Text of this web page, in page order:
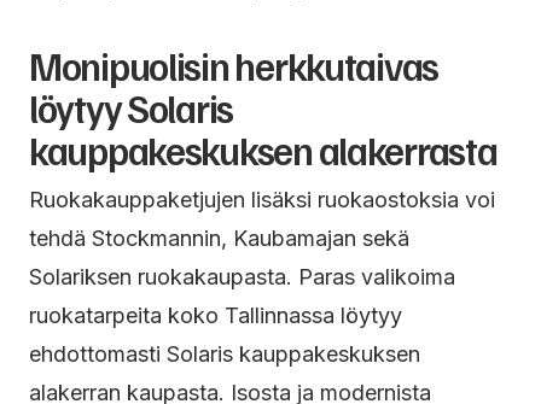
Monipuolisin herkkutaivas
löytyy Solaris
kauppakeskuksen alakerrasta
Ruokakauppaketjujen lisäksi ruokaostoksia voi
tehdä Stockmannin, Kaubamajan sekä
Solariksen ruokakaupasta. Paras valikoima
ruokatarpeita koko Tallinnassa löytyy
ehdottomasti Solaris kauppakeskuksen
alakerran kaupasta. Isosta ja modernista